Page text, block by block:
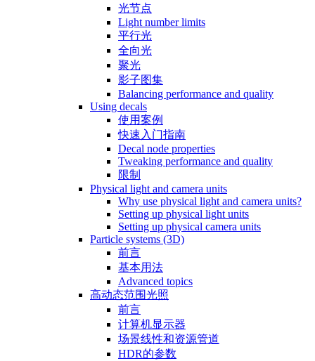
光节点
Light number limits
平行光
全向光
聚光
影子图集
Balancing performance and quality
Using decals
使用案例
快速入门指南
Decal node properties
Tweaking performance and quality
限制
Physical light and camera units
Why use physical light and camera units?
Setting up physical light units
Setting up physical camera units
Particle systems (3D)
前言
基本用法
Advanced topics
高动态范围光照
前言
计算机显示器
场景线性和资源管道
HDR的参数